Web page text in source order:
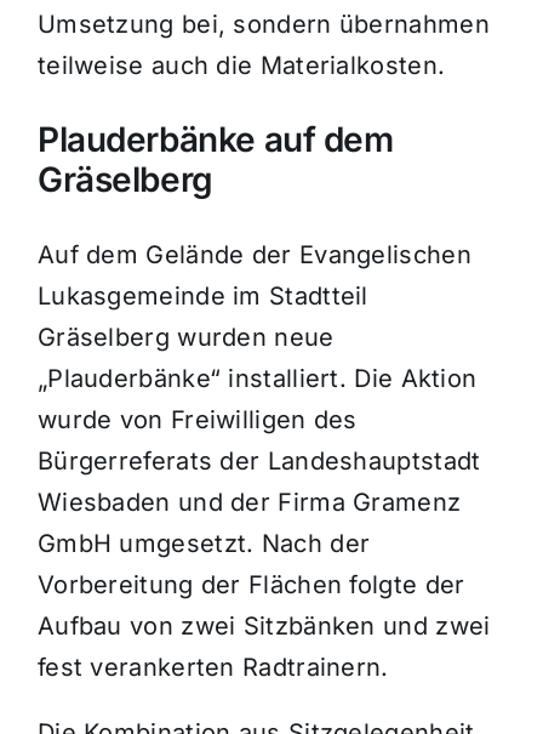
Umsetzung bei, sondern übernahmen
teilweise auch die Materialkosten.
Plauderbänke auf dem
Gräselberg
Auf dem Gelände der Evangelischen
Lukasgemeinde im Stadtteil
Gräselberg wurden neue
„Plauderbänke“ installiert. Die Aktion
wurde von Freiwilligen des
Bürgerreferats der Landeshauptstadt
Wiesbaden und der Firma Gramenz
GmbH umgesetzt. Nach der
Vorbereitung der Flächen folgte der
Aufbau von zwei Sitzbänken und zwei
fest verankerten Radtrainern.